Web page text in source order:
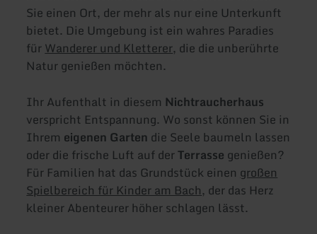
Sie einen Ort, der mehr als nur eine Unterkunft
bietet. Die Umgebung ist ein wahres Paradies
fürWanderer und Kletterer, die die unberührte
Natur genießen möchten.
Ihr Aufenthalt in diesem Nichtraucherhaus
verspricht Entspannung. Wo sonst können Sie in
Ihrem eigenen Garten die Seele baumeln lassen
oder die frische Luft auf derTerrasse genießen?
Für Familien hat das Grundstück einen großen
Spielbereich für Kinder am Bach, der das Herz
kleiner Abenteurer höher schlagen lässt.